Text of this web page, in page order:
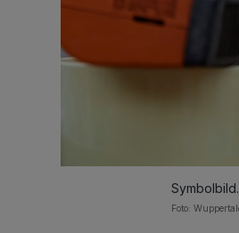
Symbolbild.
Foto: